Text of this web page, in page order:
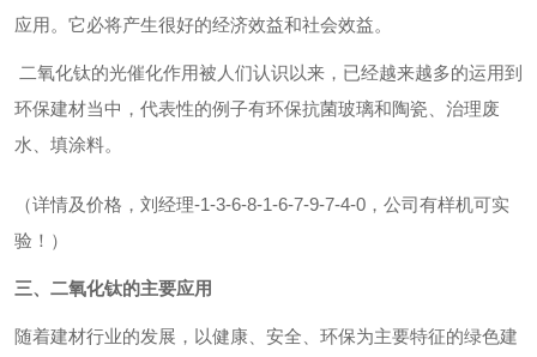
应用。它必将产生很好的经济效益和社会效益。
二氧化钛的光催化作用被人们认识以来，已经越来越多的运用到
环保建材当中，代表性的例子有环保抗菌玻璃和陶瓷、治理废
水、填涂料。
（详情及价格，刘经理-1-3-6-8-1-6-7-9-7-4-0，公司有样机可实
验！）
三、二氧化钛的主要应用
随着建材行业的发展，以健康、安全、环保为主要特征的绿色建